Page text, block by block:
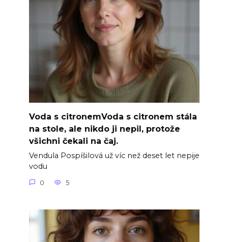
Voda s citronemVoda s citronem stála
na stole, ale nikdo ji nepil, protože
všichni čekali na čaj.
Vendula Pospíšilová už víc než deset let nepije
vodu
0 5